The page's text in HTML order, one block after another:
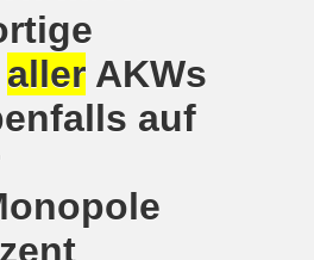
aller AKWs
auf
Die Entlassungen im
13.05.2019 mit Europawahl-
Familien am 17.06.2019 und
mit Europawahl-